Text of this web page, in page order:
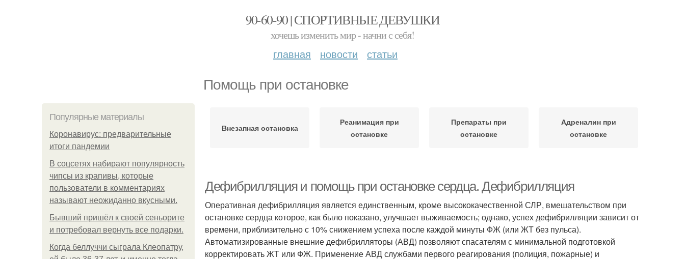
90-60-90 | СПОРТИВНЫЕ ДЕВУШКИ
хочешь изменить мир - начни с себя!
главная новости статьи
Помощь при остановке
Популярные материалы
Коронавирус: предварительные
итоги пандемии
В соцсетях набирают популярность
чипсы из крапивы, которые
пользователи в комментариях
называют неожиданно вкусными.
Бывший пришёл к своей сеньорите
и потребовал вернуть все подарки.
Когда беллуччи сыграла Клеопатру,
Внезапная остановка
Реанимация при
остановке
Препараты при
остановке
Адреналин при
остановке
Дефибрилляция и помощь при остановке сердца. Дефибрилляция
Оперативная дефибрилляция является единственным, кроме высококачественной СЛР, вмешательством при
остановке сердца которое, как было показано, улучшает выживаемость; однако, успех дефибрилляции зависит от
времени, приблизительно с 10% снижением успеха после каждой минуты ФЖ (или ЖТ без пульса).
Автоматизированные внешние дефибрилляторы (АВД) позволяют спасателям с минимальной подготовкой
корректировать ЖТ или ФЖ. Применение АВД службами первого реагирования (полиция, пожарные) и